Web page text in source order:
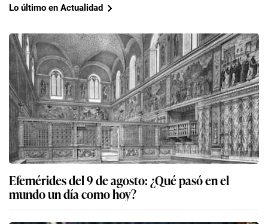
Lo último en Actualidad
Efemérides del 9 de agosto: ¿Qué pasó en el
mundo un día como hoy?